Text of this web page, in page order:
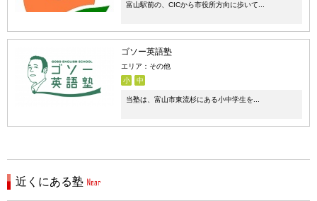
富山駅前の、CICから市役所方向に歩いて...
ゴソー英語塾
エリア：その他
小
中
当塾は、富山市東流杉にある小中学生を...
近くにある塾